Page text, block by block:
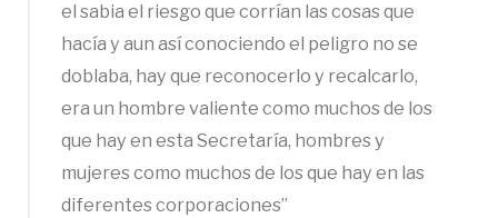
el sabia el riesgo que corrían las cosas que
hacía y aun así conociendo el peligro no se
doblaba, hay que reconocerlo y recalcarlo,
era un hombre valiente como muchos de los
que hay en esta Secretaría, hombres y
mujeres como muchos de los que hay en las
diferentes corporaciones”